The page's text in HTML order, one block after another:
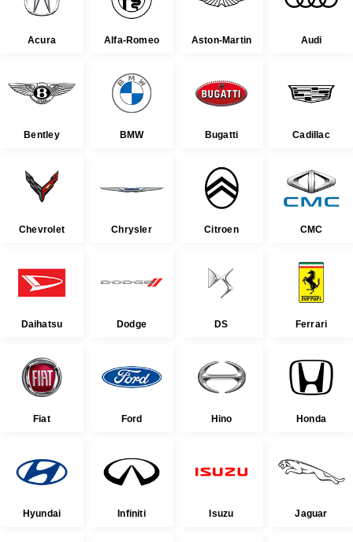
Acura Alfa-Romeo Aston-Martin Audi
Bentley BMW Bugatti Cadillac
Chevrolet Chrysler Citroen CMC
Daihatsu Dodge DS Ferrari
Fiat Ford Hino Honda
Hyundai Infiniti Isuzu Jaguar